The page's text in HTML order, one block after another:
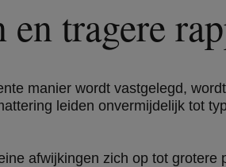
tragere
manier wordt vastgelegd,
leiden onvermijdelijk tot
afwijkingen zich op tot